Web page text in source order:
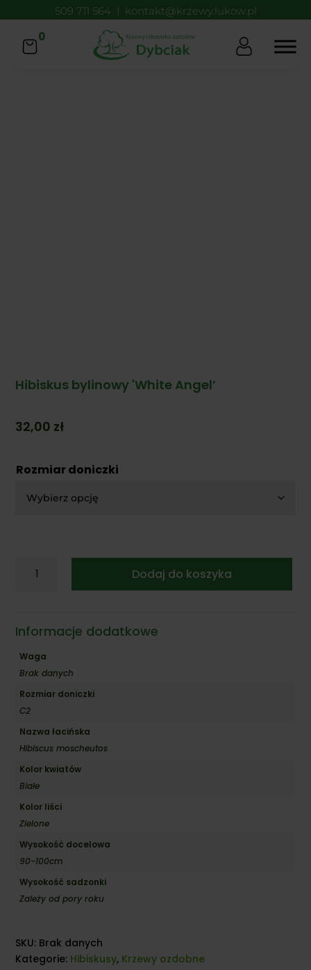
509 711 564 | kontakt@krzewy.lukow.pl
0
Hibiskus bylinowy 'White Angel’
32,00 zł
Rozmiar doniczki
Hibiskus
Angel'
Dodaj do koszyka
Informacje dodatkowe
Waga
Brak danych
Rozmiar doniczki
C2
Nazwa łacińska
Hibiscus moscheutos
Kolor kwiatów
Białe
Kolor liści
Zielone
Wysokość docelowa
90-100cm
Wysokość sadzonki
Zależy od pory roku
SKU: Brak danych
Kategorie: Hibiskusy, Krzewy ozdobne